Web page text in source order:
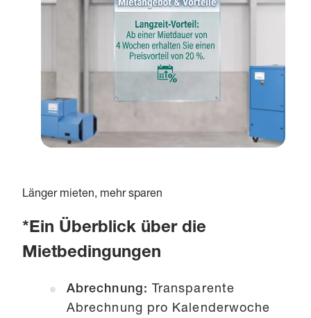
Länger mieten, mehr sparen
*Ein Überblick über die
Mietbedingungen
Abrechnung:
Transparente
Abrechnung pro Kalenderwoche